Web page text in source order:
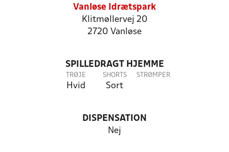
Vanløse Idrætspark
Klitmøllervej 20
2720 Vanløse
SPILLEDRAGT HJEMME
TRØJE
Hvid
SHORTS
Sort
STRØMPER
DISPENSATION
Nej